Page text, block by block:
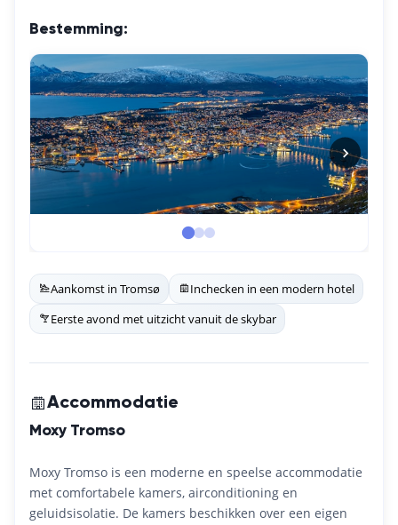
Bestemming:
Aankomst in Tromsø
Inchecken in een modern hotel
Eerste avond met uitzicht vanuit de skybar
Accommodatie
Moxy Tromso
Moxy Tromso is een moderne en speelse accommodatie
met comfortabele kamers, airconditioning en
geluidsisolatie. De kamers beschikken over een eigen